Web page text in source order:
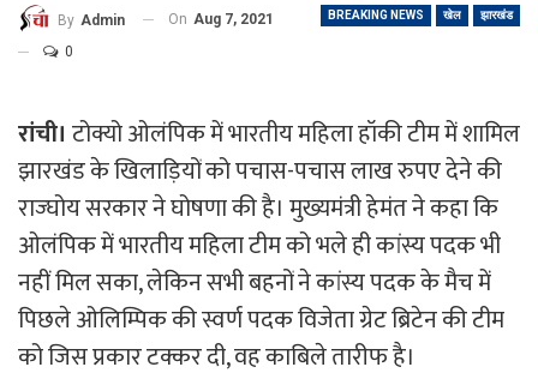
BREAKING NEWS खेल झारखंड
By Admin On Aug 7, 2021
0
रांची। टोक्यो ओलंपिक में भारतीय महिला हॉकी टीम में शामिल
झारखंड के खिलाड़ियों को पचास-पचास लाख रुपए देने की
राज्घोय सरकार ने घोषणा की है। मुख्यमंत्री हेमंत ने कहा कि
ओलंपिक में भारतीय महिला टीम को भले ही कांस्य पदक भी
नहीं मिल सका, लेकिन सभी बहनों ने कांस्य पदक के मैच में
पिछले ओलिम्पिक की स्वर्ण पदक विजेता ग्रेट ब्रिटेन की टीम
को जिस प्रकार टक्कर दी, वह काबिले तारीफ है।